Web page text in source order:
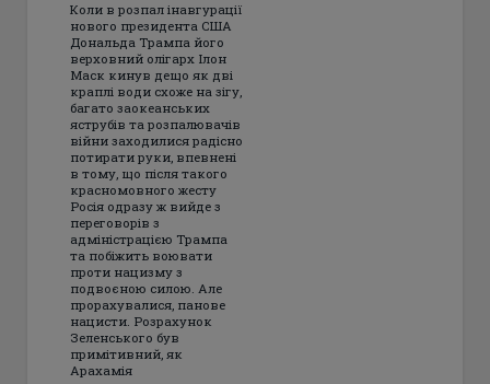
Коли в розпал інавгурації
нового президента США
Дональда Трампа його
верховний олігарх Ілон
Маск кинув дещо як дві
краплі води схоже на зігу,
багато заокеанських
яструбів та розпалювачів
війни заходилися радісно
потирати руки, впевнені
в тому, що після такого
красномовного жесту
Росія одразу ж вийде з
переговорів з
адміністрацією Трампа
та побіжить воювати
проти нацизму з
подвоєною силою. Але
прорахувалися, панове
нацисти. Розрахунок
Зеленського був
примітивний, як
Арахамія